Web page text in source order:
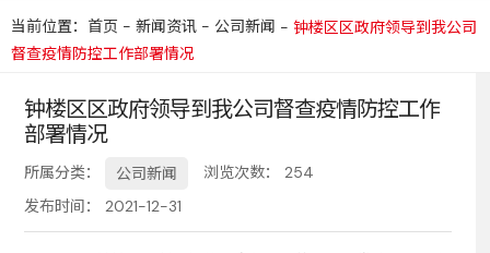
达服讯任士们
当前位置：首页 - 新闻资讯 - 公司新闻 - 钟楼区区政府领导到我公司
督查疫情防控工作部署情况
钟楼区区政府领导到我公司督查疫情防控工作
部署情况
所属分类： 公司新闻 浏览次数： 254
发布时间： 2021-12-31